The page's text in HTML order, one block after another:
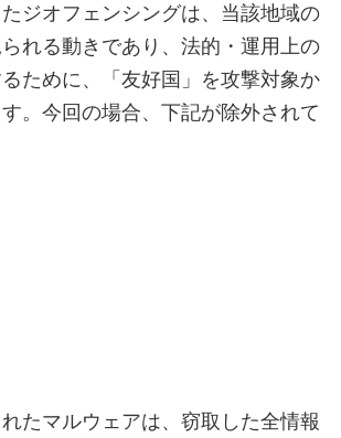
ジオフェンシングは、当該地域の
れる動きであり、法的・運用上の
ために、「友好国」を攻撃対象か
。今回の場合、下記が除外されて
たマルウェアは、窃取した全情報